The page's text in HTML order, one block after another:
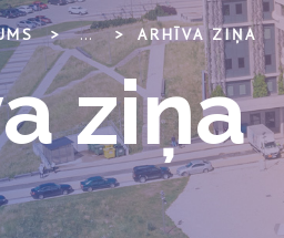
... ARHĪVA ZIŅA
ziņa